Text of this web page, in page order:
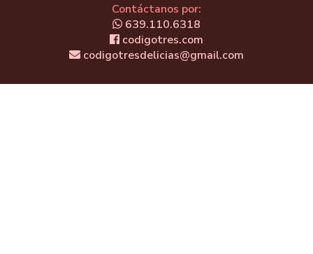
Contáctanos por:
639.110.6318
codigotres.com
codigotresdelicias@gmail.com